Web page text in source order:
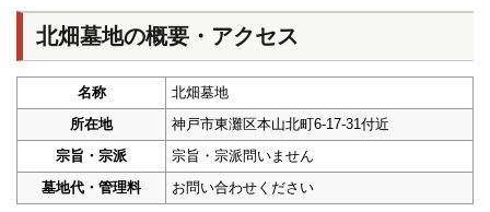
北畑墓地の概要・アクセス
名称
北畑墓地
所在地
神戸市東灘区本山北町6-17-31付近
宗旨・宗派
宗旨・宗派問いません
墓地代・管理料
お問い合わせください